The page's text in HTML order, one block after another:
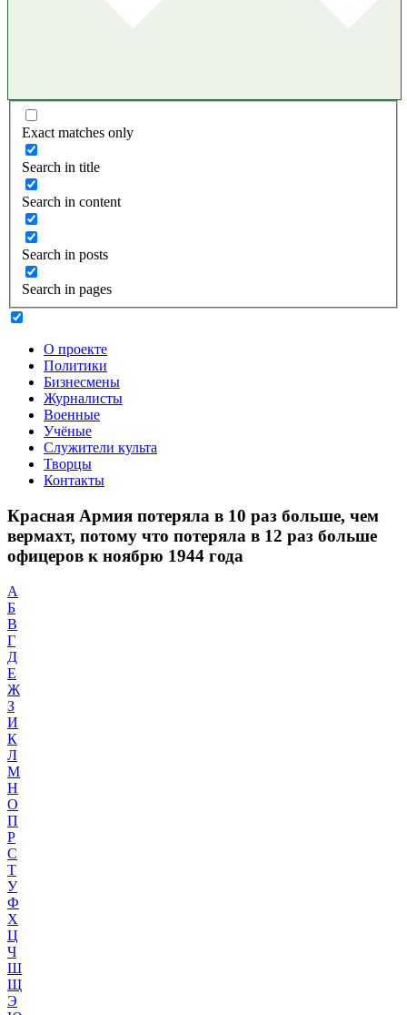
Exact matches only
Search in title
Search in content
Search in posts
Search in pages
О проекте
Политики
Бизнесмены
Журналисты
Военные
Учёные
Служители культа
Творцы
Контакты
Красная Армия потеряла в 10 раз больше, чем
вермахт, потому что потеряла в 12 раз больше
офицеров к ноябрю 1944 года
А
Б
В
Г
Д
Е
Ж
З
И
К
Л
М
Н
О
П
Р
С
Т
У
Ф
Х
Ц
Ч
Ш
Щ
Э